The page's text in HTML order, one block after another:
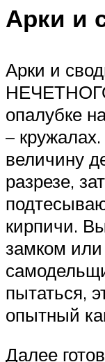
Арки и
Арки и
опалубке
–
величину
разрезе,
кирпичи.
замком
пытаться,
опытный
Далее